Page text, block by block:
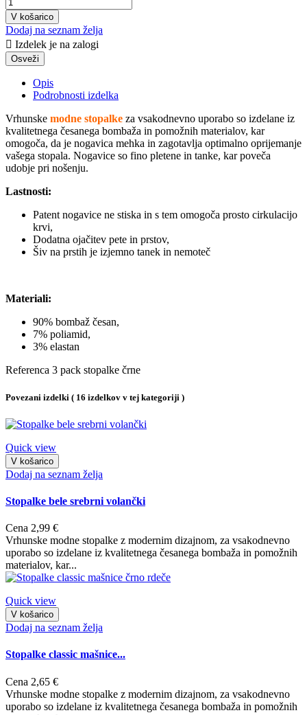
V košarico
Dodaj na seznam želja
 Izdelek je na zalogi
Opis
Podrobnosti izdelka
Vrhunske modne stopalke za vsakodnevno uporabo so izdelane iz
kvalitetnega česanega bombaža in pomožnih materialov, kar
omogoča, da je nogavica mehka in zagotavlja optimalno oprijemanje
vašega stopala. Nogavice so fino pletene in tanke, kar poveča
udobje pri nošenju.
Lastnosti:
Patent nogavice ne stiska in s tem omogoča prosto cirkulacijo
krvi,
Dodatna ojačitev pete in prstov,
Šiv na prstih je izjemno tanek in nemoteč
Materiali:
90% bombaž česan,
7% poliamid,
3% elastan
Referenca 3 pack stopalke črne
Povezani izdelki ( 16 izdelkov v tej kategoriji )
Quick view
V košarico
Dodaj na seznam želja
Stopalke bele srebrni volančki
Cena 2,99 €
Vrhunske modne stopalke z modernim dizajnom, za vsakodnevno
uporabo so izdelane iz kvalitetnega česanega bombaža in pomožnih
materialov, kar...
Quick view
V košarico
Dodaj na seznam želja
Stopalke classic mašnice...
Cena 2,65 €
Vrhunske modne stopalke z modernim dizajnom, za vsakodnevno
uporabo so izdelane iz kvalitetnega česanega bombaža in pomožnih